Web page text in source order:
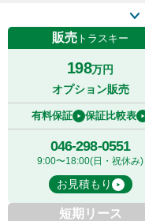
販売 トラスキー
198万円
オプション販売
有料保証 保証比較表
046-298-0551
9:00〜18:00(日・祝休み)
お見積もり
短期リース